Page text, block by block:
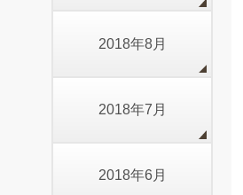
2018年8月
2018年7月
2018年6月